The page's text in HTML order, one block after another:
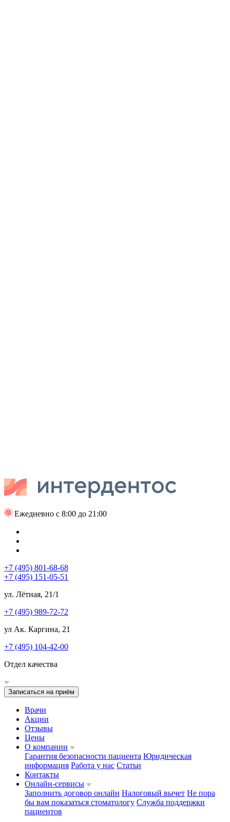
Ежедневно с 8:00 до 21:00
+7 (495) 801-68-68
+7 (495) 151-05-51
ул. Лётная, 21/1
+7 (495) 989-72-72
ул Ак. Каргина, 21
+7 (495) 104-42-00
Отдел качества
Записаться на приём
Врачи
Акции
Отзывы
Цены
О компании
Гарантия безопасности пациента Юридическая
информация Работа у нас Статьи
Контакты
Онлайн-сервисы
Заполнить договор онлайн Налоговый вычет Не пора
бы вам показаться стоматологу Служба поддержки
пациентов